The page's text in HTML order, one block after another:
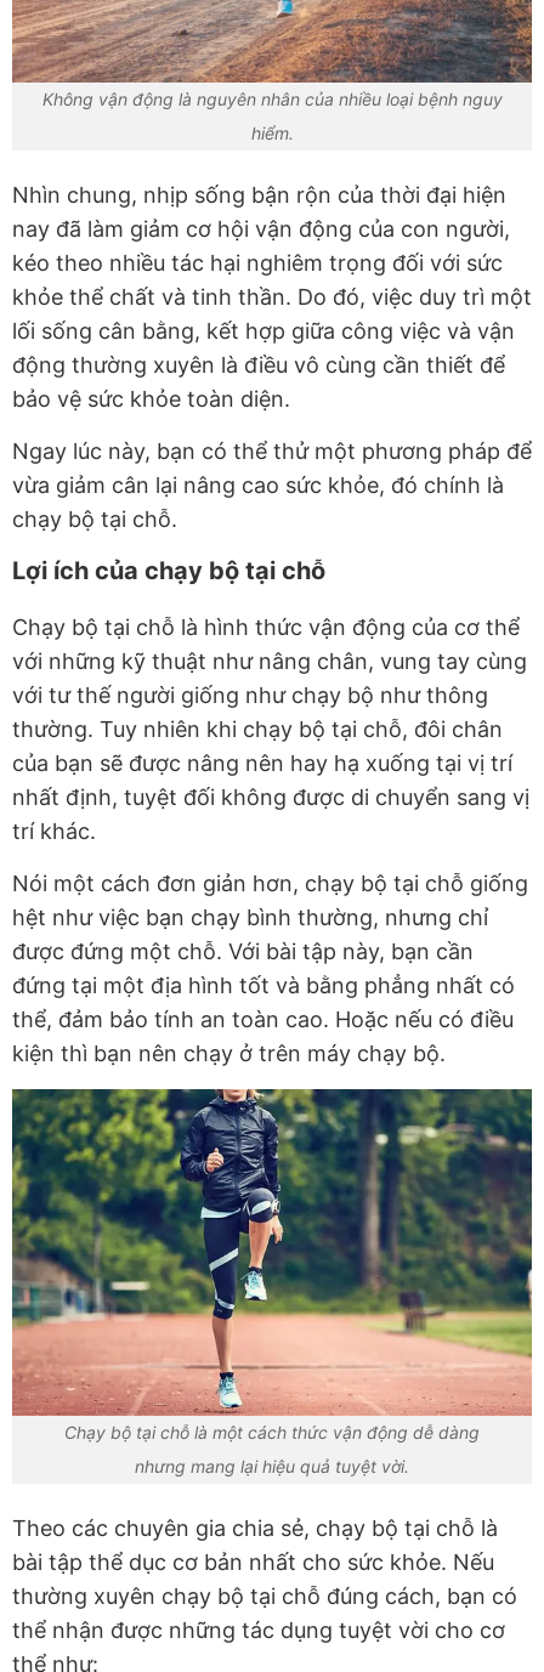
Không vận động là nguyên nhân của nhiều loại bệnh nguy
hiểm.
Nhìn chung, nhịp sống bận rộn của thời đại hiện
nay đã làm giảm cơ hội vận động của con người,
kéo theo nhiều tác hại nghiêm trọng đối với sức
khỏe thể chất và tinh thần. Do đó, việc duy trì một
lối sống cân bằng, kết hợp giữa công việc và vận
động thường xuyên là điều vô cùng cần thiết để
bảo vệ sức khỏe toàn diện.
Ngay lúc này, bạn có thể thử một phương pháp để
vừa giảm cân lại nâng cao sức khỏe, đó chính là
chạy bộ tại chỗ.
Lợi ích của chạy bộ tại chỗ
Chạy bộ tại chỗ là hình thức vận động của cơ thể
với những kỹ thuật như nâng chân, vung tay cùng
với tư thế người giống như chạy bộ như thông
thường. Tuy nhiên khi chạy bộ tại chỗ, đôi chân
của bạn sẽ được nâng nên hay hạ xuống tại vị trí
nhất định, tuyệt đối không được di chuyển sang vị
trí khác.
Nói một cách đơn giản hơn, chạy bộ tại chỗ giống
hệt như việc bạn chạy bình thường, nhưng chỉ
được đứng một chỗ. Với bài tập này, bạn cần
đứng tại một địa hình tốt và bằng phẳng nhất có
thể, đảm bảo tính an toàn cao. Hoặc nếu có điều
kiện thì bạn nên chạy ở trên máy chạy bộ.
Chạy bộ tại chỗ là một cách thức vận động dễ dàng
nhưng mang lại hiệu quả tuyệt vời.
Theo các chuyên gia chia sẻ, chạy bộ tại chỗ là
bài tập thể dục cơ bản nhất cho sức khỏe. Nếu
thường xuyên chạy bộ tại chỗ đúng cách, bạn có
thể nhận được những tác dụng tuyệt vời cho cơ
thể như: